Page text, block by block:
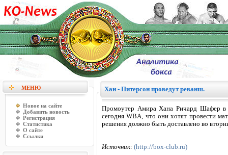
МЕНЮ
Новое на сайте
Добавить новость
Регистрация
Статистика
О сайте
Ссылки
Хан - Питерсон проведут реванш.
Промоутер Амира Хана Ричард Шафер
сегодня WBA, что они хотят провести
решения должно быть доставлено во
Источник: (http://box-club.ru)